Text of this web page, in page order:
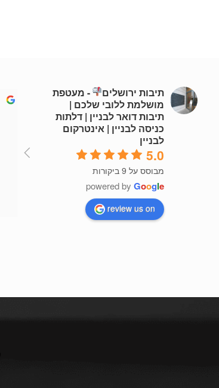
תיבות ירושלים
- מעטפת
מושלמת ללובי שלכם |
תיבות דואר לבניין | דלתות
כניסה לבניין | אינטרקום
לבניין
5.0
מבוסס על 9 ביקורות
powered by Google
review us on
nicolelewis002
4 years ago
שירות מהיר וזמין